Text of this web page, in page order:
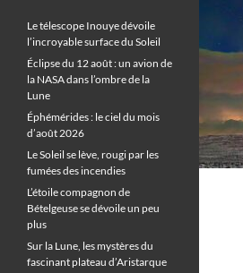
Le télescope Inouye dévoile
l’incroyable surface du Soleil
Éclipse du 12 août : un avion de
la NASA dans l’ombre de la
Lune
Éphémérides : le ciel du mois
d’août 2026
Le Soleil se lève, rougi par les
fumées des incendies
L’étoile compagnon de
Bételgeuse se dévoile un peu
plus
Sur la Lune, les mystères du
fascinant plateau d’Aristarque